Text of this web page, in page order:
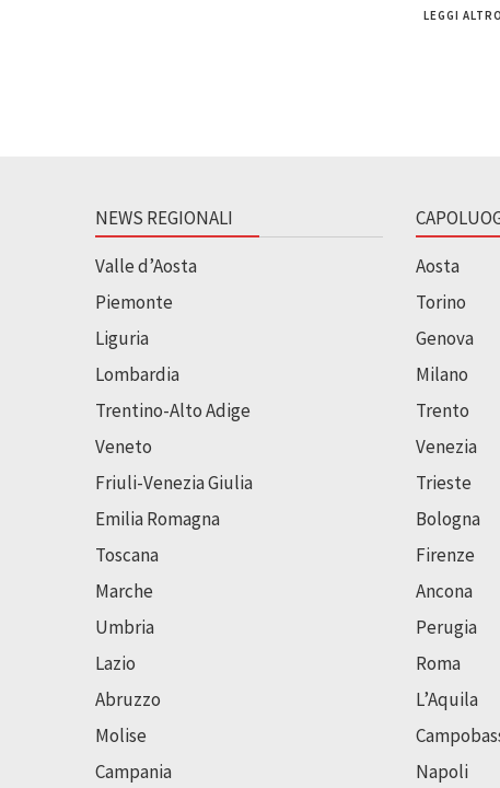
LEGGI
NEWS REGIONALI
Valle d’Aosta
Piemonte
Liguria
Lombardia
Trentino-Alto Adige
Veneto
Friuli-Venezia Giulia
Emilia Romagna
Toscana
Marche
Umbria
Lazio
Abruzzo
Molise
Campania
Aosta
Torino
Genova
Milano
Trento
Venezia
Trieste
Bologna
Firenze
Ancona
Perugia
Roma
L’Aquila
Napoli